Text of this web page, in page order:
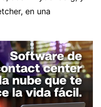
en una